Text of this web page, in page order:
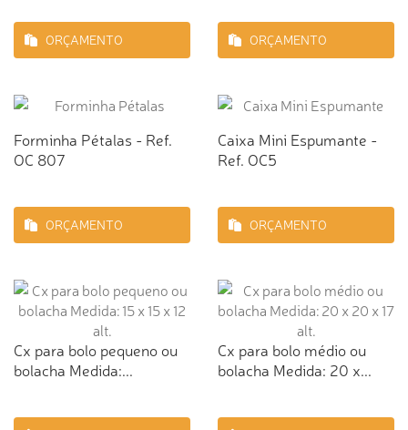
ORÇAMENTO ORÇAMENTO
Forminha Pétalas - Ref.
OC 807
ORÇAMENTO
Caixa Mini Espumante -
Ref. OC5
ORÇAMENTO
Cx para bolo pequeno ou
bolacha Medida:...
Cx para bolo médio ou
bolacha Medida: 20 x...